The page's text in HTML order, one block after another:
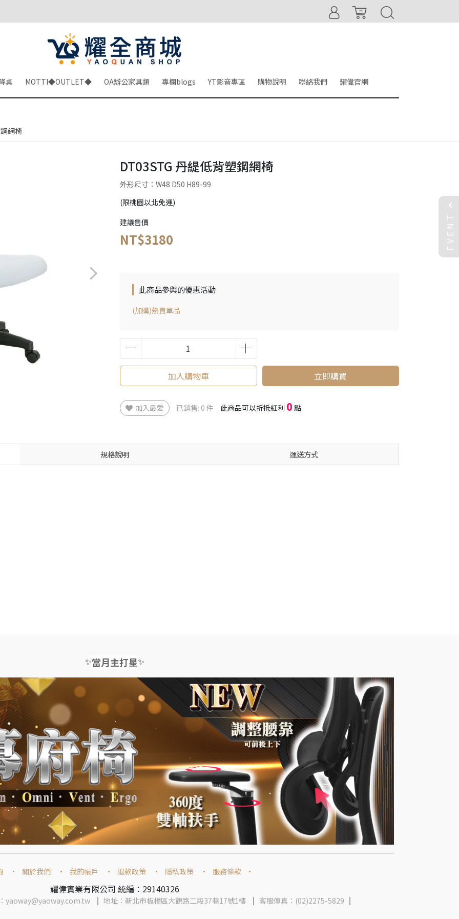
桌 MOTTI◆OUTLET◆ OA辦公家具類 專欄blogs YT影音專區 購物說明 聯絡我們 耀偉官網
網椅
DT03STG 丹緹低背塑鋼網椅
外形尺寸：W48 D50 H89-99
(限桃園以北免運)
建議售價
NT$3180
此商品參與的優惠活動
(加購)熱賣單品
加入購物車 立即購買
加入最愛 已銷售: 0 件 此商品可以折抵紅利 0 點
規格說明 運送方式
✨當月主打星✨
關於我們 我的帳戶 退款政策 隱私政策 服務條款
耀偉實業有限公司 統編：29140326
yaoway@yaoway.com.tw 地址：新北市板橋區大觀路二段37巷17號1樓 客服傳真：(02)2275-5829
EVENT